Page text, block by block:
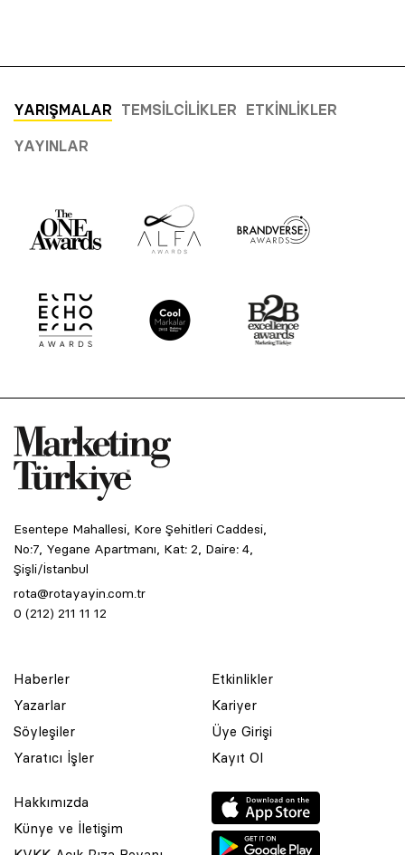
YARIŞMALAR TEMSILCILIKLER ETKINLIKLER
YAYINLAR
Esentepe Mahallesi, Kore Şehitleri Caddesi,
No:7, Yegane Apartmanı, Kat: 2, Daire: 4,
Şişli/İstanbul
rota@rotayayin.com.tr
0 (212) 211 11 12
Haberler
Yazarlar
Söyleşiler
Yaratıcı İşler
Etkinlikler
Kariyer
Üye Girişi
Kayıt Ol
Hakkımızda
Künye ve İletişim